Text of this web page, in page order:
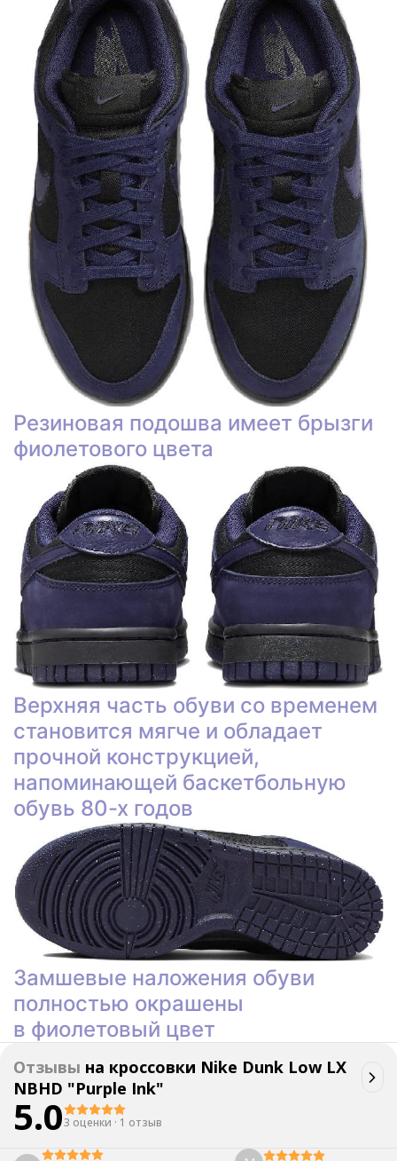
Резиновая подошва имеет брызги
фиолетового цвета
Верхняя часть обуви со временем
становится мягче и обладает
прочной конструкцией,
напоминающей баскетбольную
обувь 80-х годов
Замшевые наложения обуви
полностью окрашены
в фиолетовый цвет
Отзывы на кроссовки Nike Dunk Low LX
NBHD "Purple Ink"
5.03 оценки · 1 отзыв